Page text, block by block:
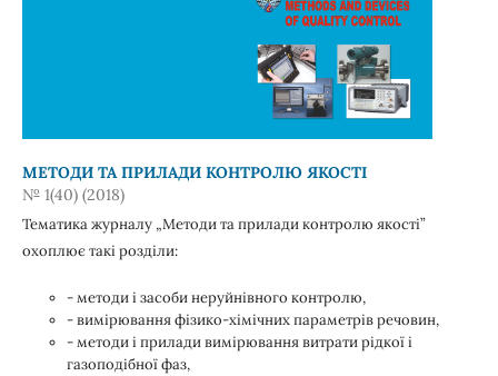
МЕТОДИ ТА ПРИЛАДИ КОНТРОЛЮ ЯКОСТІ
№ 1(40) (2018)
Тематика журналу „Методи та прилади контролю якості”
охоплює такі розділи:
- методи і засоби неруйнівного контролю,
- вимірювання фізико-хімічних параметрів речовин,
- методи і прилади вимірювання витрати рідкої і
газоподібної фаз,